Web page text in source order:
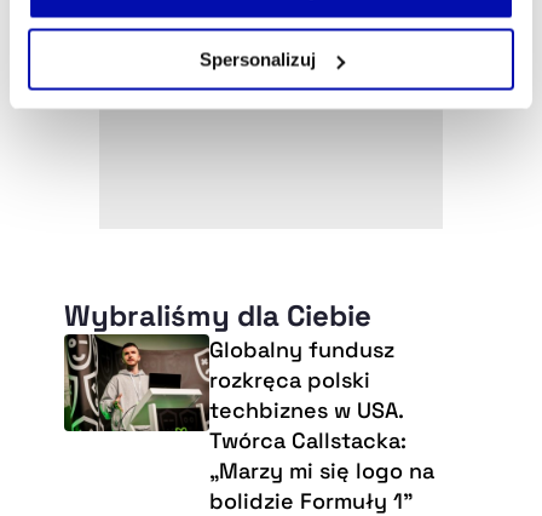
własnej przeglądarce internetowej lub po wybraniu opcji
Spersonalizuj
Wybraliśmy dla Ciebie
Globalny fundusz
rozkręca polski
techbiznes w USA.
Twórca Callstacka:
„Marzy mi się logo na
bolidzie Formuły 1”